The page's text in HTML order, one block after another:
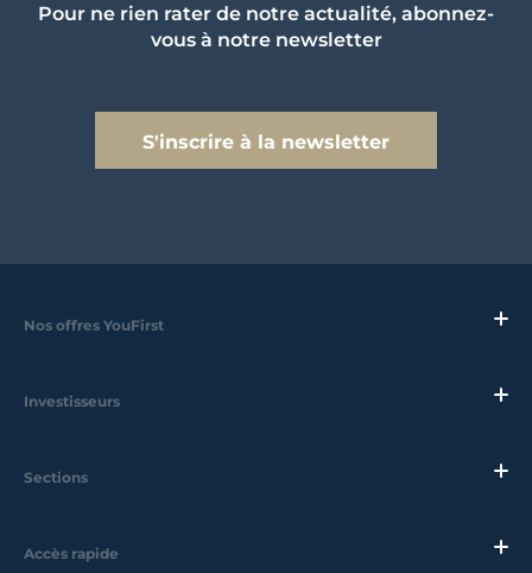
Pour ne rien rater de notre actualité, abonnez-
vous à notre newsletter
S'inscrire à la newsletter
Nos offres YouFirst
Investisseurs
Sections
Accès rapide